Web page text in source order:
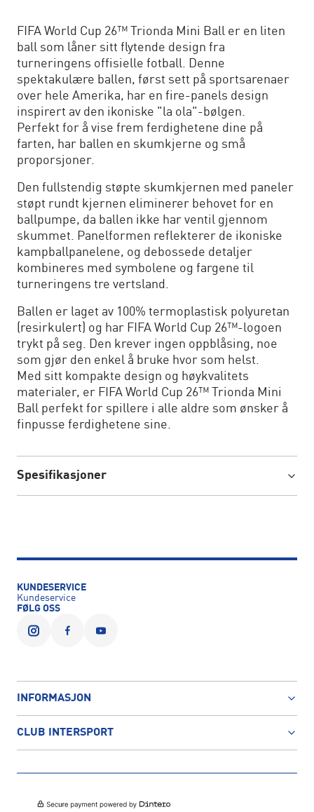
FIFA World Cup 26™ Trionda Mini Ball er en liten
ball som låner sitt flytende design fra
turneringens offisielle fotball. Denne
spektakulære ballen, først sett på sportsarenaer
over hele Amerika, har en fire-panels design
inspirert av den ikoniske "la ola"-bølgen.
Perfekt for å vise frem ferdighetene dine på
farten, har ballen en skumkjerne og små
proporsjoner.
Den fullstendig støpte skumkjernen med paneler
støpt rundt kjernen eliminerer behovet for en
ballpumpe, da ballen ikke har ventil gjennom
skummet. Panelformen reflekterer de ikoniske
kampballpanelene, og debossede detaljer
kombineres med symbolene og fargene til
turneringens tre vertsland.
Ballen er laget av 100% termoplastisk polyuretan
(resirkulert) og har FIFA World Cup 26™-logoen
trykt på seg. Den krever ingen oppblåsing, noe
som gjør den enkel å bruke hvor som helst.
Med sitt kompakte design og høykvalitets
materialer, er FIFA World Cup 26™ Trionda Mini
Ball perfekt for spillere i alle aldre som ønsker å
finpusse ferdighetene sine.
Spesifikasjoner
KUNDESERVICE
Kundeservice
FØLG OSS
INFORMASJON
CLUB INTERSPORT